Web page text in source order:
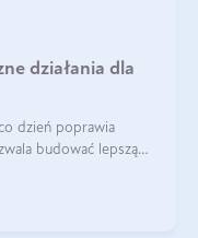
działania dla
dzień poprawia
budować lepszą